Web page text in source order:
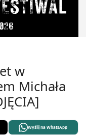
w
Michała
Wyślij na WhatsApp